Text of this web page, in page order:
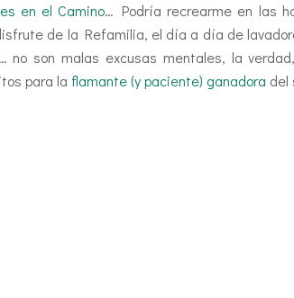
en el Camino… Podría recrearme en las
de la Refamilia, el día a día de
no son malas excusas mentales, la
para la flamante (y paciente) ganadora del